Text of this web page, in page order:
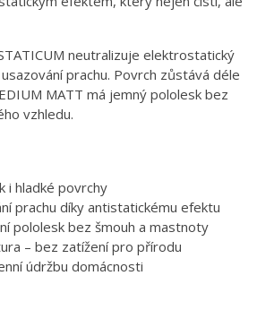
neutralizuje elektrostatický
prachu. Povrch zůstává déle
MATT má jemný pololesk bez
vzhledu.
i hladké povrchy
prachu díky antistatickému efektu
pololesk bez šmouh a mastnoty
– bez zatížení pro přírodu
údržbu domácnosti